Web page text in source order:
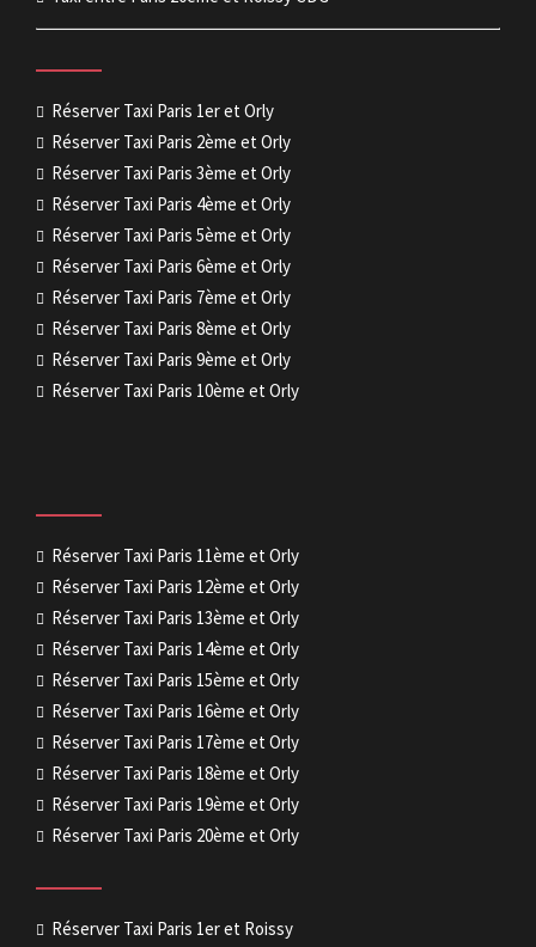
Réserver Taxi Paris 1er et Orly
Réserver Taxi Paris 2ème et Orly
Réserver Taxi Paris 3ème et Orly
Réserver Taxi Paris 4ème et Orly
Réserver Taxi Paris 5ème et Orly
Réserver Taxi Paris 6ème et Orly
Réserver Taxi Paris 7ème et Orly
Réserver Taxi Paris 8ème et Orly
Réserver Taxi Paris 9ème et Orly
Réserver Taxi Paris 10ème et Orly
Réserver Taxi Paris 11ème et Orly
Réserver Taxi Paris 12ème et Orly
Réserver Taxi Paris 13ème et Orly
Réserver Taxi Paris 14ème et Orly
Réserver Taxi Paris 15ème et Orly
Réserver Taxi Paris 16ème et Orly
Réserver Taxi Paris 17ème et Orly
Réserver Taxi Paris 18ème et Orly
Réserver Taxi Paris 19ème et Orly
Réserver Taxi Paris 20ème et Orly
Réserver Taxi Paris 1er et Roissy